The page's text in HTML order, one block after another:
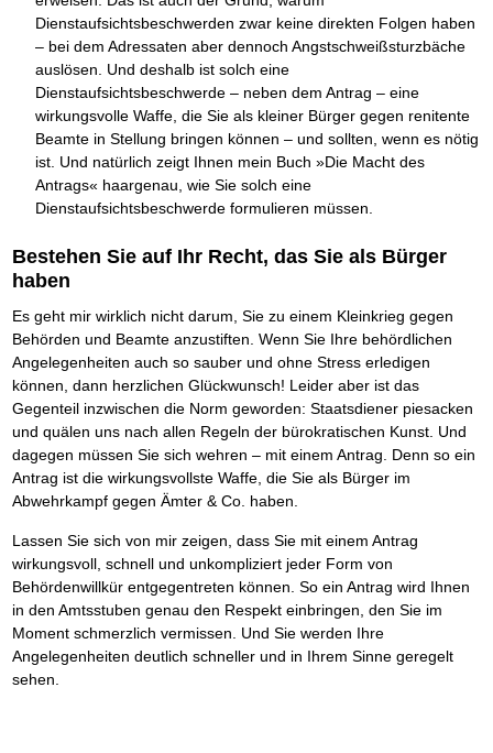
Dienstaufsichtsbeschwerden zwar keine direkten Folgen haben
– bei dem Adressaten aber dennoch Angstschweißsturzbäche
auslösen. Und deshalb ist solch eine
Dienstaufsichtsbeschwerde – neben dem Antrag – eine
wirkungsvolle Waffe, die Sie als kleiner Bürger gegen renitente
Beamte in Stellung bringen können – und sollten, wenn es nötig
ist. Und natürlich zeigt Ihnen mein Buch »Die Macht des
Antrags« haargenau, wie Sie solch eine
Dienstaufsichtsbeschwerde formulieren müssen.
Bestehen Sie auf Ihr Recht, das Sie als Bürger
haben
Es geht mir wirklich nicht darum, Sie zu einem Kleinkrieg gegen
Behörden und Beamte anzustiften. Wenn Sie Ihre behördlichen
Angelegenheiten auch so sauber und ohne Stress erledigen
können, dann herzlichen Glückwunsch! Leider aber ist das
Gegenteil inzwischen die Norm geworden: Staatsdiener piesacken
und quälen uns nach allen Regeln der bürokratischen Kunst. Und
dagegen müssen Sie sich wehren – mit einem Antrag. Denn so ein
Antrag ist die wirkungsvollste Waffe, die Sie als Bürger im
Abwehrkampf gegen Ämter & Co. haben.
Lassen Sie sich von mir zeigen, dass Sie mit einem Antrag
wirkungsvoll, schnell und unkompliziert jeder Form von
Behördenwillkür entgegentreten können. So ein Antrag wird Ihnen
in den Amtsstuben genau den Respekt einbringen, den Sie im
Moment schmerzlich vermissen. Und Sie werden Ihre
Angelegenheiten deutlich schneller und in Ihrem Sinne geregelt
sehen.